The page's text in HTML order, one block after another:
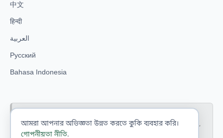
中文
हिन्दी
العربية
Русский
Bahasa Indonesia
VitaPlena-তে প্রকাশিত বিষয়বস্তু শুধুমাত্র তথ্যমূলক ও শিক্ষামূলক উদ্দেশ্যে।
এটি চিকিৎসক, প্রসূতিবিদ, পুষ্টিবিদ বা অন্যান্য স্বাস্থ্যসেবা পেশাদারদের পরামর্শ,
আমরা আপনার অভিজ্ঞতা উন্নত করতে কুকি ব্যবহার করি।
গোপনীয়তা নীতি.